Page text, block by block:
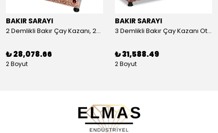
BAKIR SARAYI
2 Demlikli Bakır Çay Kazanı, 25 Litre
₺ 28,078.66
2 Boyut
BAKIR SARAYI
3 Demlikli Bakır Çay Kazanı Otomatik, 30 Litre
₺ 31,588.49
2 Boyut